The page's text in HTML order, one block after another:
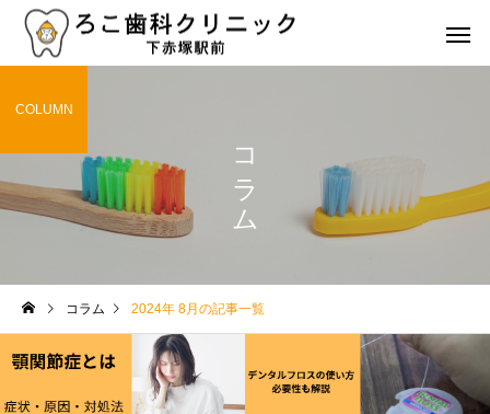
審美治療 矯正治
歯の詰め物やクラウンの種
類とその特徴は？選び方の
ポイントも解説
歯の健康を維持するた
食事と栄養のポイント
コラム
COLUMN
コラム 2024年 8月の記事一覧